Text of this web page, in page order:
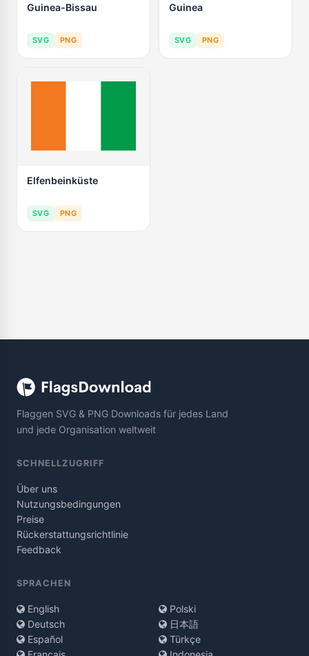
Guinea-Bissau
SVG PNG
Guinea
SVG PNG
Elfenbeinküste
SVG PNG
Flaggen SVG & PNG Downloads für jedes Land
und jede Organisation weltweit
SCHNELLZUGRIFF
Über uns
Nutzungsbedingungen
Preise
Rückerstattungsrichtlinie
Feedback
SPRACHEN
English
Deutsch
Español
Polski
日本語
Türkçe